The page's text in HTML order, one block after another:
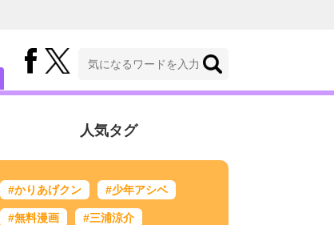
人気タグ
#かりあげクン #少年アシベ
#無料漫画 #三浦涼介